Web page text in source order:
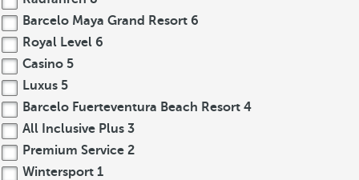
Barcelo Maya Grand Resort 6
Royal Level 6
Casino 5
Luxus 5
Barcelo Fuerteventura Beach Resort 4
All Inclusive Plus 3
Premium Service 2
Wintersport 1